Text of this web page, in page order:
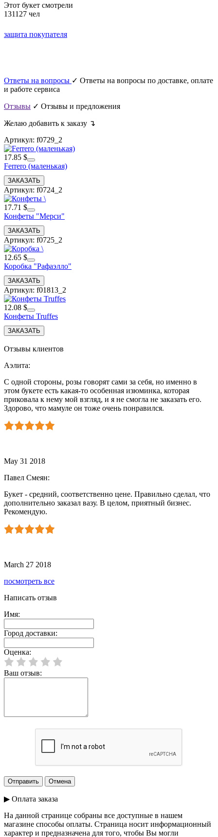
Этот букет смотрели
131127 чел
защита покупателя
Ответы на вопросы ✓ Ответы на вопросы по доставке, оплате
и работе сервиса
Отзывы ✓ Отзывы и предложения
Желаю добавить к заказу ↴
Артикул: f0729_2
17.85 $
Ferrero (маленькая)
Артикул: f0724_2
17.71 $
Конфеты "Мерси"
Артикул: f0725_2
12.65 $
Коробка "Рафаэлло"
Артикул: f01813_2
12.08 $
Конфеты Truffes
Отзывы клиентов
Аэлита:
С одной стороны, розы говорят сами за себя, но именно в
этом букете есть какая-то особенная изюминка, которая
приковала к нему мой взгляд, и я не смогла не заказать его.
Здорово, что мамуле он тоже очень понравился.
May 31 2018
Павел Смеян:
Букет - средний, соответственно цене. Правильно сделал, что
дополнительно заказал вазу. В целом, приятный бизнес.
Рекомендую.
March 27 2018
посмотреть все
Написать отзыв
Имя:
Город доставки:
Оценка:
Ваш отзыв:
▶ Оплата заказа
На данной странице собраны все доступные в нашем
магазине способы оплаты. Страница носит информационный
характер и предназначена для того, чтобы Вы могли